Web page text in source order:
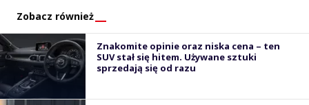
Zobacz również
Znakomite opinie oraz niska cena – ten
SUV stał się hitem. Używane sztuki
sprzedają się od razu